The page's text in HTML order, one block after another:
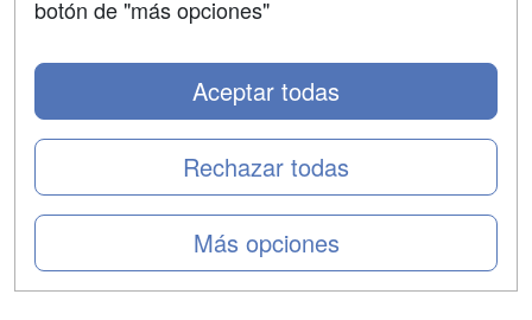
botón de "más opciones"
Más opciones
Rechazar todas
Aceptar todas